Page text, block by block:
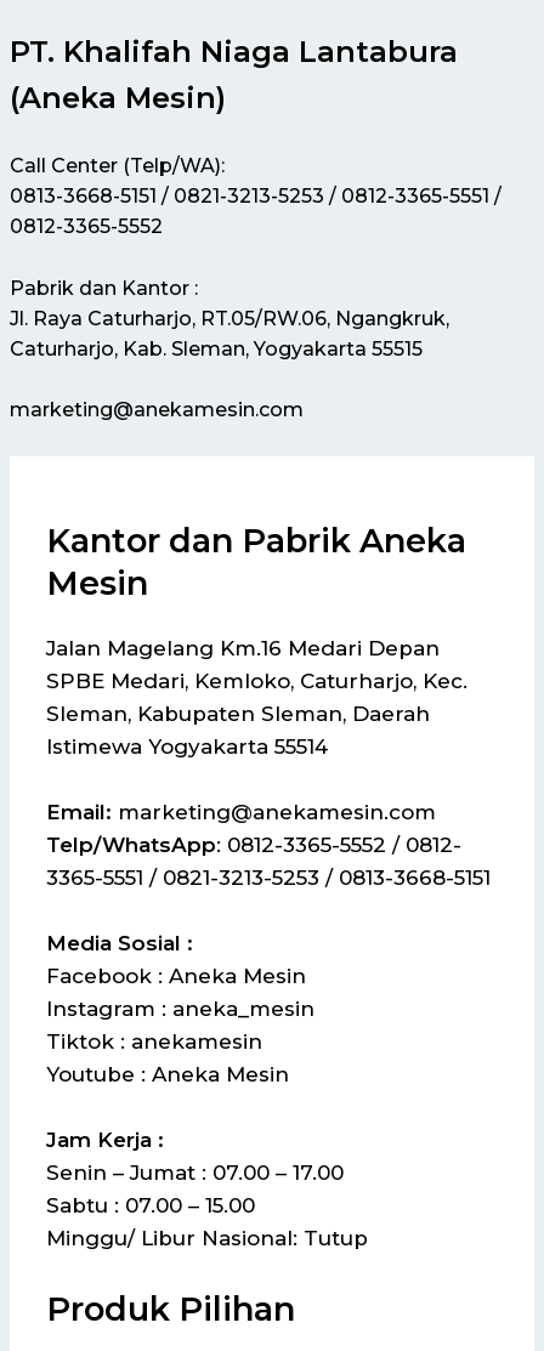
PT. Khalifah Niaga Lantabura
(Aneka Mesin)
Call Center (Telp/WA):
0813-3668-5151 / 0821-3213-5253 / 0812-3365-5551 /
0812-3365-5552
Pabrik dan Kantor :
Jl. Raya Caturharjo, RT.05/RW.06, Ngangkruk,
Caturharjo, Kab. Sleman, Yogyakarta 55515
marketing@anekamesin.com
Kantor dan Pabrik Aneka
Mesin
Jalan Magelang Km.16 Medari Depan
SPBE Medari, Kemloko, Caturharjo, Kec.
Sleman, Kabupaten Sleman, Daerah
Istimewa Yogyakarta 55514
Email: marketing@anekamesin.com
Telp/WhatsApp: 0812-3365-5552 / 0812-
3365-5551 / 0821-3213-5253 / 0813-3668-5151
Media Sosial :
Facebook : Aneka Mesin
Instagram : aneka_mesin
Tiktok : anekamesin
Youtube : Aneka Mesin
Jam Kerja :
Senin – Jumat : 07.00 – 17.00
Sabtu : 07.00 – 15.00
Minggu/ Libur Nasional: Tutup
Produk Pilihan